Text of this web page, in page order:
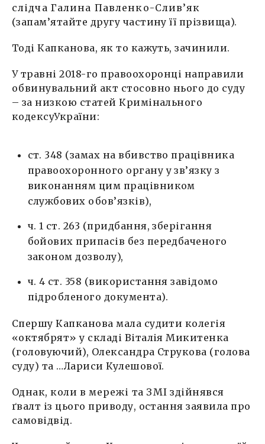
слідча Галина Павленко-Слив’як
(запам’ятайте другу частину її прізвища).
Тоді Капканова, як то кажуть, зачинили.
У травні 2018-го правоохоронці направили
обвинувальний акт стосовно нього до суду
– за низкою статей Кримінального
кодексуУкраїни:
ст. 348 (замах на вбивство працівника
правоохоронного органу у зв’язку з
виконанням цим працівником
службових обов’язків),
ч. 1 ст. 263 (придбання, зберігання
бойових припасів без передбаченого
законом дозволу),
ч. 4 ст. 358 (використання завідомо
підробленого документа).
Спершу Капканова мала судити колегія
«октябрят» у складі Віталія Микитенка
(головуючий), Олександра Струкова (голова
суду) та …Лариси Кулешової.
Однак, коли в мережі та ЗМІ здійнявся
ґвалт із цього приводу, остання заявила про
самовідвід.